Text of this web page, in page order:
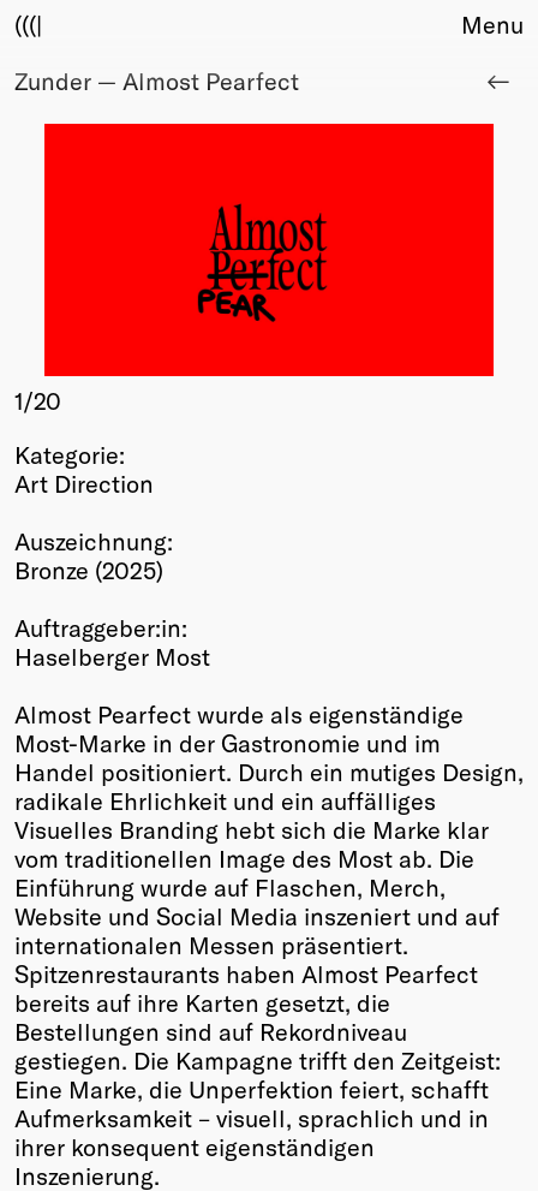
(((|
About
Membership
Members
Young Creatives
Winners
Past
Annual
Menu
Zunder — Almost Pearfect
1/20
Kategorie:
Art Direction
Auszeichnung:
Bronze (2025)
Auftraggeber:in:
Haselberger Most
Almost Pearfect wurde als eigenständige
Most-Marke in der Gastronomie und im
Handel positioniert. Durch ein mutiges Design,
radikale Ehrlichkeit und ein auffälliges
Visuelles Branding hebt sich die Marke klar
vom traditionellen Image des Most ab. Die
Einführung wurde auf Flaschen, Merch,
Website und Social Media inszeniert und auf
internationalen Messen präsentiert.
Spitzenrestaurants haben Almost Pearfect
bereits auf ihre Karten gesetzt, die
Bestellungen sind auf Rekordniveau
gestiegen. Die Kampagne trifft den Zeitgeist:
Eine Marke, die Unperfektion feiert, schafft
Aufmerksamkeit – visuell, sprachlich und in
ihrer konsequent eigenständigen
Inszenierung.